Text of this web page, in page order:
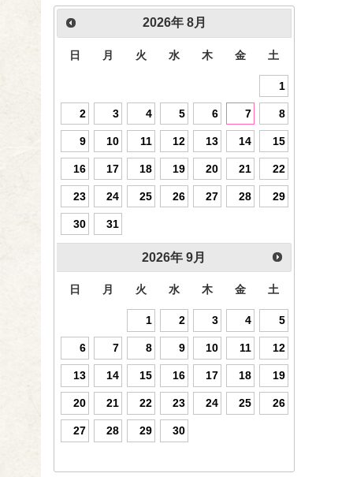
2026年 8月
日 月 火 水 木 金 土
1
2 3 4 5 6 7 8
9 10 11 12 13 14 15
16 17 18 19 20 21 22
23 24 25 26 27 28 29
30 31
2026年 9月
日 月 火 水 木 金 土
1 2 3 4 5
6 7 8 9 10 11 12
13 14 15 16 17 18 19
20 21 22 23 24 25 26
27 28 29 30